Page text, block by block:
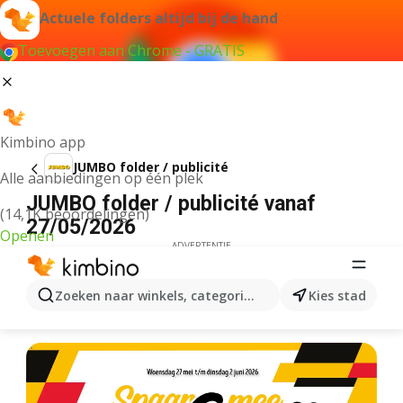
Actuele folders altijd bij de hand
Toevoegen aan Chrome - GRATIS
Kimbino app
Alle aanbiedingen op één plek
(14,1K beoordelingen)
Openen
Zoeken naar winkels, categorieën, producten...
Kies stad
JUMBO folder / publicité
JUMBO folder / publicité vanaf
27/05/2026
ADVERTENTIE